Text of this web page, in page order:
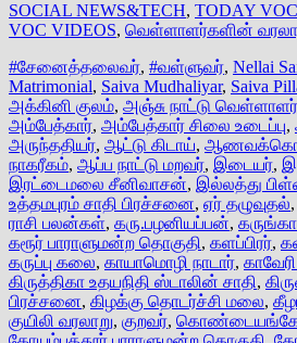
SOCIAL NEWS&TECH, TODAY
VOC VIDEOS, வெள்ளாளர்களின்
#சேனைத்தலைவர், #வள்ளுவர், Nellai
Matrimonial, Saiva Mudhaliyar, Saiva
அக்கினி குலம், அஞ்சு நாட்டு வெள்ளாளர்
அம்பேத்கார், அம்பேத்கார் சிலை உடைப்பு,
அருந்ததியர், ஆட்டு கிடாய்,
நாகரீகம், ஆப்ப நாட்டு மறவர், இடையர்,
இரட்டைமலை சீனிவாசன், இல்லத்து
உத்தமபுரம் சாதி பிரச்சனை, ஏர் தழுவுதல்,
ராசி பலன்கள், கரு.பழனியப்பன்,
கரூர் பாராளுமன்ற தொகுதி, களப்பிரர்,
கருப்பு கலை, காயாமொழி நாடார்,
கிருத்திகா உதயநிதி ஸ்டாலின் சாதி,
பிரச்சனை, கிழக்கு தொடர்ச்சி மலை,
குயிலி வரலாறு, குறவர்,